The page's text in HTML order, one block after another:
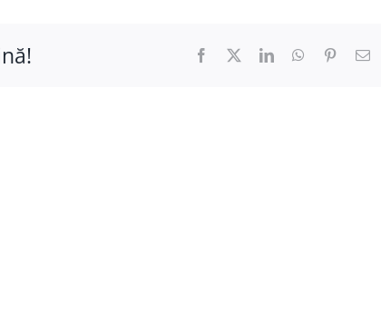
Facebook LinkedInWhatsApp
Pinterest
E-